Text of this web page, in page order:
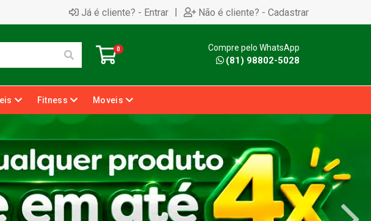
Já é cliente? - Entrar | Não é cliente? - Cadastrar
0 Compre pelo WhatsApp
(81) 98802-5028
Fitness Moveis